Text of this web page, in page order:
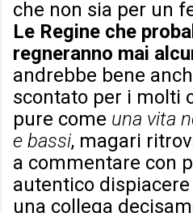
che non sia per un
Le Regine che
regneranno mai
andrebbe bene
scontato per i molti
pure come una vita
e bassi, magari
a commentare con
autentico
una collega